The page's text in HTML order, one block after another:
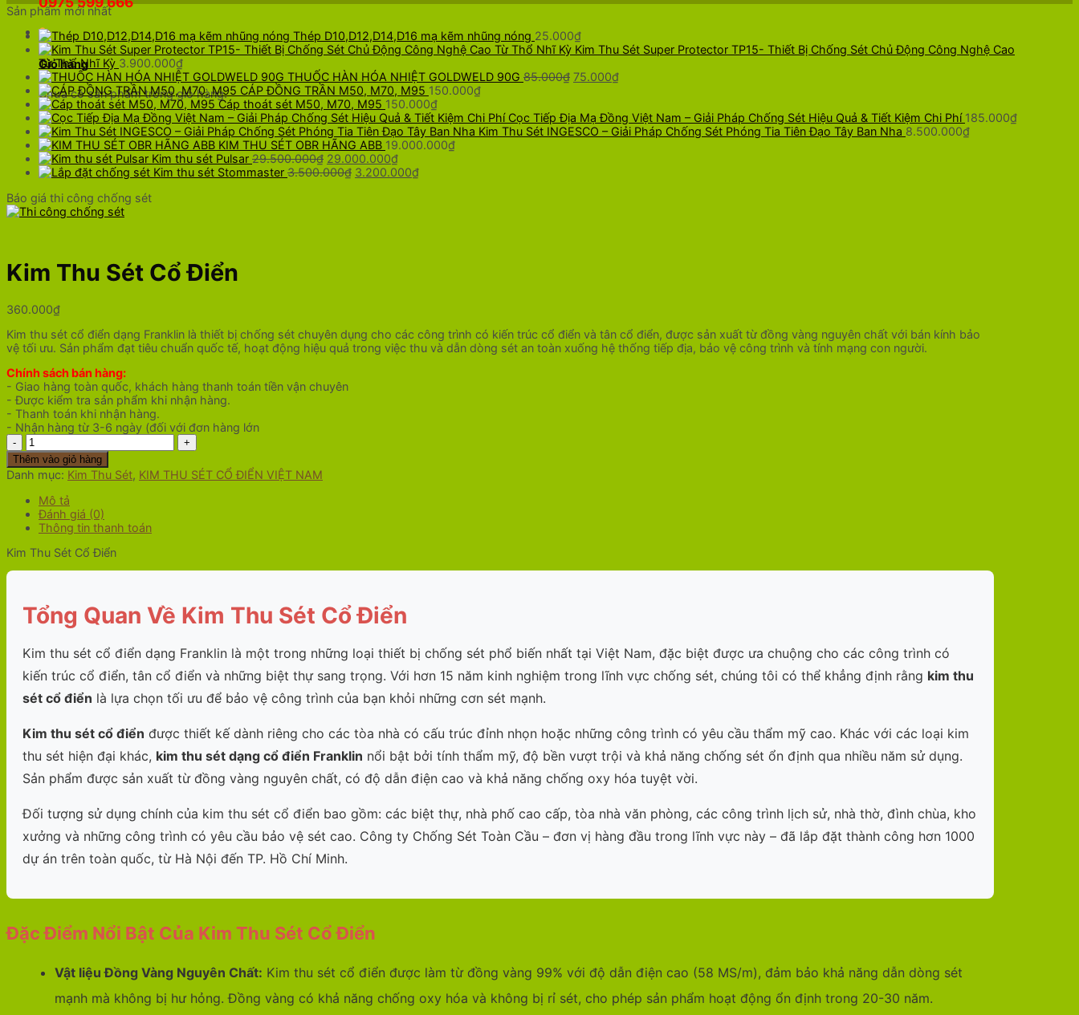
0
Giỏ hàng
Chưa có sản phẩm trong giỏ hàng.
Sản phẩm mới nhất
Thép D10,D12,D14,D16 mạ kẽm nhũng nóng 25.000₫
Kim Thu Sét Super Protector TP15- Thiết Bị Chống Sét Chủ Động Công Nghệ Cao
Từ Thổ Nhĩ Kỳ 3.900.000₫
THUỐC HÀN HÓA NHIỆT GOLDWELD 90G 85.000₫ Giá
85.000₫.
75.000₫Giá
là:
75.000₫.
CÁP ĐỒNG TRẦN M50, M70, M95 150.000₫
Cáp thoát sét M50, M70, M95 150.000₫
Cọc Tiếp Địa Mạ Đồng Việt Nam – Giải Pháp Chống Sét Hiệu Quả & Tiết Kiệm Chi Phí 185.000₫
Kim Thu Sét INGESCO – Giải Pháp Chống Sét Phóng Tia Tiên Đạo Tây Ban Nha 8.500.000₫
KIM THU SÉT OBR HÃNG ABB 19.000.000₫
Kim thu sét Pulsar 29.500.000₫ Giá
gốc
29.000.000₫Giá
hiện
Kim thu sét Stommaster 3.500.000₫ Giá
3.200.000₫Giá
Báo giá thi công chống sét
Kim Thu Sét Cổ Điển
360.000₫
Kim thu sét cổ điển dạng Franklin là thiết bị chống sét chuyên dụng cho các công trình có kiến trúc cổ điển và tân cổ điển, được sản xuất từ đồng vàng nguyên chất với bán kính bảo
vệ tối ưu. Sản phẩm đạt tiêu chuẩn quốc tế, hoạt động hiệu quả trong việc thu và dẫn dòng sét an toàn xuống hệ thống tiếp địa, bảo vệ công trình và tính mạng con người.
Chính sách bán hàng:
- Giao hàng toàn quốc, khách hàng thanh toán tiền vận chuyên
- Được kiểm tra sản phẩm khi nhận hàng.
- Thanh toán khi nhận hàng.
- Nhận hàng từ 3-6 ngày (đối với đơn hàng lớn
Kim
Thu
Sét
Cổ
Điển
lượng
Thêm vào giỏ hàng
Danh mục: Kim Thu Sét, KIM THU SÉT CỔ ĐIỂN VIỆT NAM
Mô tả
Đánh giá (0)
Thông tin thanh toán
Kim Thu Sét Cổ Điển
Tổng Quan Về Kim Thu Sét Cổ Điển
Kim thu sét cổ điển dạng Franklin là một trong những loại thiết bị chống sét phổ biến nhất tại Việt Nam, đặc biệt được ưa chuộng cho các công trình có
kiến trúc cổ điển, tân cổ điển và những biệt thự sang trọng. Với hơn 15 năm kinh nghiệm trong lĩnh vực chống sét, chúng tôi có thể khẳng định rằng kim thu
sét cổ điển là lựa chọn tối ưu để bảo vệ công trình của bạn khỏi những cơn sét mạnh.
Kim thu sét cổ điển được thiết kế dành riêng cho các tòa nhà có cấu trúc đỉnh nhọn hoặc những công trình có yêu cầu thẩm mỹ cao. Khác với các loại kim
thu sét hiện đại khác, kim thu sét dạng cổ điển Franklin nổi bật bởi tính thẩm mỹ, độ bền vượt trội và khả năng chống sét ổn định qua nhiều năm sử dụng.
Sản phẩm được sản xuất từ đồng vàng nguyên chất, có độ dẫn điện cao và khả năng chống oxy hóa tuyệt vời.
Đối tượng sử dụng chính của kim thu sét cổ điển bao gồm: các biệt thự, nhà phố cao cấp, tòa nhà văn phòng, các công trình lịch sử, nhà thờ, đình chùa, kho
xưởng và những công trình có yêu cầu bảo vệ sét cao. Công ty Chống Sét Toàn Cầu – đơn vị hàng đầu trong lĩnh vực này – đã lắp đặt thành công hơn 1000
dự án trên toàn quốc, từ Hà Nội đến TP. Hồ Chí Minh.
Đặc Điểm Nổi Bật Của Kim Thu Sét Cổ Điển
Vật liệu Đồng Vàng Nguyên Chất: Kim thu sét cổ điển được làm từ đồng vàng 99% với độ dẫn điện cao (58 MS/m), đảm bảo khả năng dẫn dòng sét
mạnh mà không bị hư hỏng. Đồng vàng có khả năng chống oxy hóa và không bị rỉ sét, cho phép sản phẩm hoạt động ổn định trong 20-30 năm.